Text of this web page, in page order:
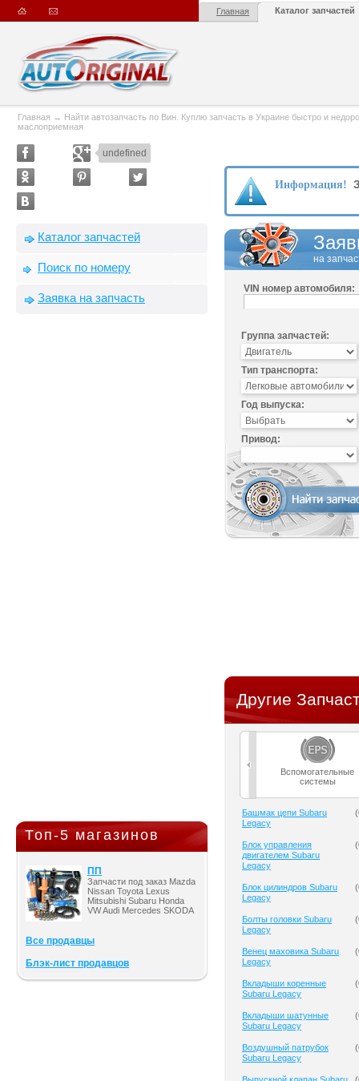
Главная Каталог запчастей
Главная → Найти автозапчасть по Вин. Куплю запчасть в Украине быстро и
маслоприемная
undefined
Каталог запчастей
Поиск по номеру
Заявка на запчасть
Топ-5 магазинов
ПП
Запчасти под заказ Mazda
Nissan Toyota Lexus
Mitsubishi Subaru Honda
VW Audi Mercedes SKODA
Все продавцы
Блэк-лист продавцов
Информация!
на
VIN номер автомобиля:
Группа запчастей:
Тип транспорта:
Год выпуска:
Привод:
Другие
Вспомогательные
системы
Башмак цепи Subaru
Legacy
(
Блок управления
двигателем Subaru
Legacy
(
Блок цилиндров Subaru
Legacy
(
Болты головки Subaru
Legacy
(
Венец маховика Subaru
Legacy
(
Вкладыши коренные
Subaru Legacy
(
Вкладыши шатунные
Subaru Legacy
(
Воздушный патрубок
Subaru Legacy
(